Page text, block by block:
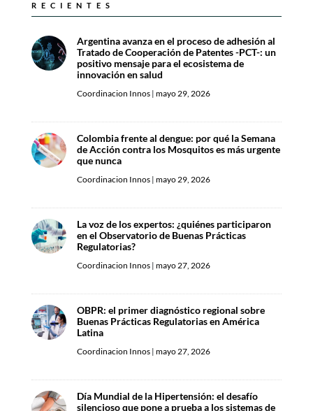
RECIENTES
Argentina avanza en el proceso de adhesión al
Tratado de Cooperación de Patentes -PCT-: un
positivo mensaje para el ecosistema de
innovación en salud
Coordinacion Innos| mayo 29, 2026
Colombia frente al dengue: por qué la Semana
de Acción contra los Mosquitos es más urgente
que nunca
Coordinacion Innos| mayo 29, 2026
La voz de los expertos: ¿quiénes participaron
en el Observatorio de Buenas Prácticas
Regulatorias?
Coordinacion Innos| mayo 27, 2026
OBPR: el primer diagnóstico regional sobre
Buenas Prácticas Regulatorias en América
Latina
Coordinacion Innos| mayo 27, 2026
Día Mundial de la Hipertensión: el desafío
silencioso que pone a prueba a los sistemas de